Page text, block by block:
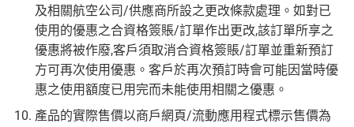
及相關航空公司/供應商所設之更改條款處理。如對已
使用的優惠之合資格簽賬/訂單作出更改,該訂單所享之
優惠將被作廢,客戶須取消合資格簽賬/訂單並重新預訂
方可再次使用優惠。客戶於再次預訂時會可能因當時優
惠之使用額度已用完而未能使用相關之優惠。
產品的實際售價以商戶網頁/流動應用程式標示售價為